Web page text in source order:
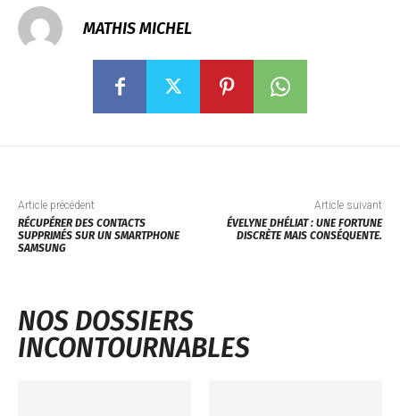
MATHIS MICHEL
Article précédent
RÉCUPÉRER DES CONTACTS
SUPPRIMÉS SUR UN SMARTPHONE
SAMSUNG
Article suivant
ÉVELYNE DHÉLIAT : UNE FORTUNE
DISCRÈTE MAIS CONSÉQUENTE.
NOS DOSSIERS
INCONTOURNABLES